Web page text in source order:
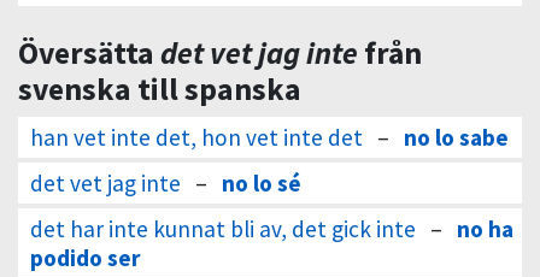
Översätta det vet jag inte från
svenska till spanska
han vet inte det, hon vet inte det – no lo sabe
det vet jag inte – no lo sé
det har inte kunnat bli av, det gick inte – no ha
podido ser